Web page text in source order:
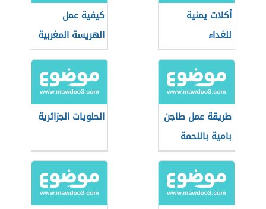
أكلات يمنية
للغداء
كيفية عمل
الهريسة المغربية
طريقة عمل طاجن
بامية باللحمة
الحلويات الجزائرية